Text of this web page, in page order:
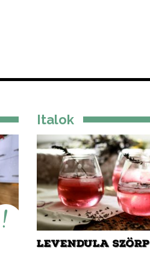
Italok
LEVENDULA SZÖRP